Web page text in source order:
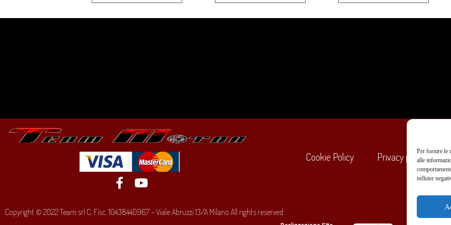
Per fornire le
alle
influire
Cookie Policy Privacy policy
Copyright © 2022 Team srl C. Fisc. 10438440967 – Viale Abruzzi 13/A Milano All rights reserved